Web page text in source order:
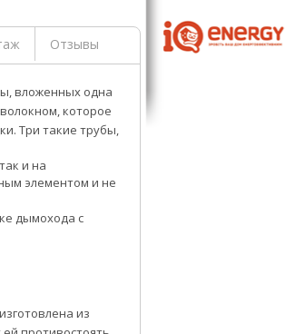
Отзывы
вложенных одна
которое
Три такие трубы,
и на
элементом и не
дымохода с
из